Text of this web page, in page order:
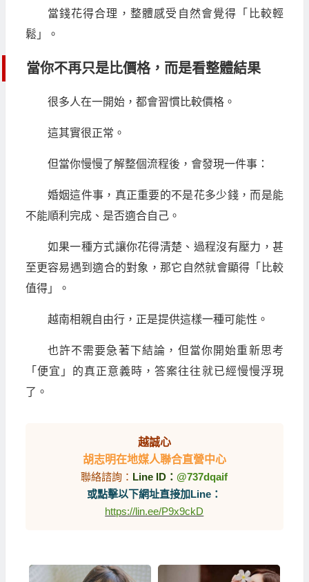
當錢花得合理，整體感受自然會覺得「比較輕
鬆」。
當你不再只是比價格，而是看整體結果
很多人在一開始，都會習慣比較價格。
這其實很正常。
但當你慢慢了解整個流程後，會發現一件事：
婚姻這件事，真正重要的不是花多少錢，而是能
不能順利完成、是否適合自己。
如果一種方式讓你花得清楚、過程沒有壓力，甚
至更容易遇到適合的對象，那它自然就會顯得「比較
值得」。
越南相親自由行，正是提供這樣一種可能性。
也許不需要急著下結論，但當你開始重新思考
「便宜」的真正意義時，答案往往就已經慢慢浮現
了。
越誠心
胡志明在地媒人聯合直營中心
聯絡諮詢： Line ID：@737dqaif
或點擊以下網址直接加Line：
https://lin.ee/P9x9ckD